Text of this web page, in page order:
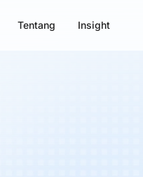
Tentang Insight